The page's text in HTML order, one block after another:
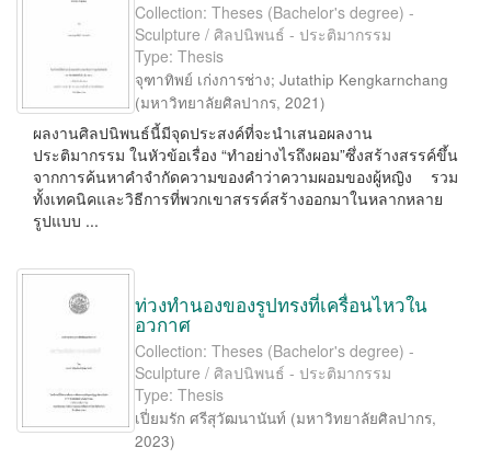
Collection: Theses (Bachelor's degree) -
Sculpture / ศิลปนิพนธ์ - ประติมากรรม
Type: Thesis
จุฑาทิพย์ เก่งการช่าง; Jutathip Kengkarnchang
(มหาวิทยาลัยศิลปากร, 2021)
ผลงานศิลปนิพนธ์นี้มีจุดประสงค์ที่จะนำเสนอผลงาน
ประติมากรรม ในหัวข้อเรื่อง “ทำอย่างไรถึงผอม”ซึ่งสร้างสรรค์ขึ้น
จากการค้นหาคำจำกัดความของคำว่าความผอมของผู้หญิง รวม
ทั้งเทคนิคและวิธีการที่พวกเขาสรรค์สร้างออกมาในหลากหลาย
รูปแบบ ...
ท่วงทำนองของรูปทรงที่เครื่อนไหวใน
อวกาศ
Collection: Theses (Bachelor's degree) -
Sculpture / ศิลปนิพนธ์ - ประติมากรรม
Type: Thesis
เปี่ยมรัก ศรีสุวัฒนานันท์ (มหาวิทยาลัยศิลปากร,
2023)